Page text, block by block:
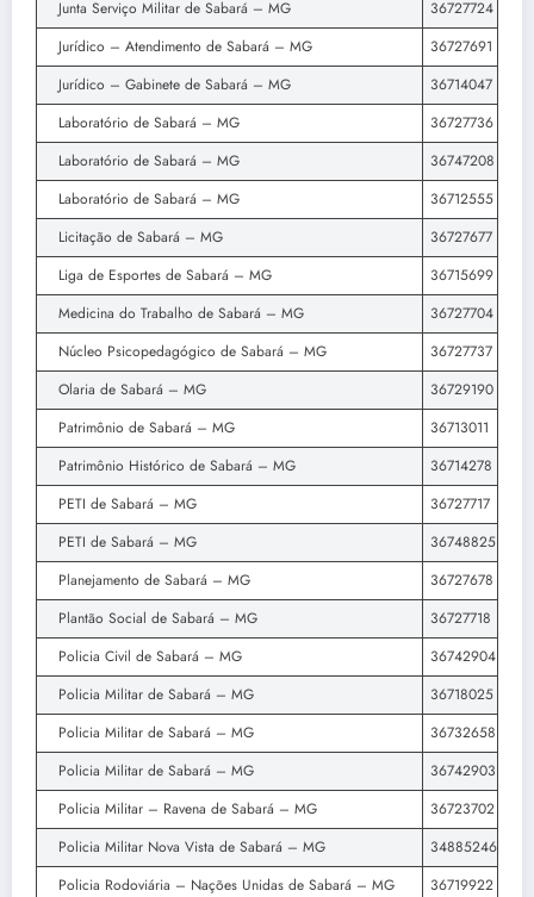
Junta Serviço Militar de Sabará – MG
36727724
Jurídico – Atendimento de Sabará – MG
36727691
Jurídico – Gabinete de Sabará – MG
36714047
Laboratório de Sabará – MG
36727736
Laboratório de Sabará – MG
36747208
Laboratório de Sabará – MG
36712555
Licitação de Sabará – MG
36727677
Liga de Esportes de Sabará – MG
36715699
Medicina do Trabalho de Sabará – MG
36727704
Núcleo Psicopedagógico de Sabará – MG
36727737
Olaria de Sabará – MG
36729190
Patrimônio de Sabará – MG
36713011
Patrimônio Histórico de Sabará – MG
36714278
PETI de Sabará – MG
36727717
PETI de Sabará – MG
36748825
Planejamento de Sabará – MG
36727678
Plantão Social de Sabará – MG
36727718
Policia Civil de Sabará – MG
36742904
Policia Militar de Sabará – MG
36718025
Policia Militar de Sabará – MG
36732658
Policia Militar de Sabará – MG
36742903
Policia Militar – Ravena de Sabará – MG
36723702
Policia Militar Nova Vista de Sabará – MG
34885246
Policia Rodoviária – Nações Unidas de Sabará – MG
36719922